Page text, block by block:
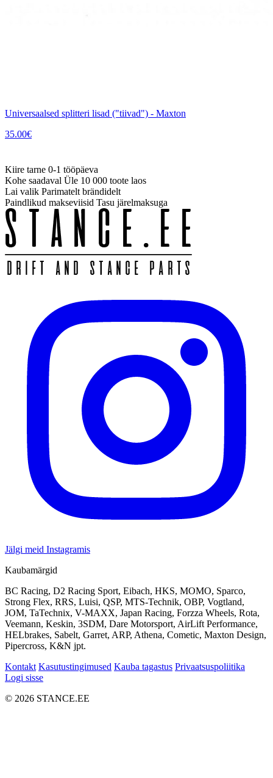
Universaalsed splitteri lisad ("tiivad") - Maxton
35.00€
Kiire tarne 0-1 tööpäeva
Kohe saadaval Üle 10 000 toote laos
Lai valik Parimatelt brändidelt
Paindlikud makseviisid Tasu järelmaksuga
Jälgi meid Instagramis
Kaubamärgid
BC Racing, D2 Racing Sport, Eibach, HKS, MOMO, Sparco,
Strong Flex, RRS, Luisi, QSP, MTS-Technik, OBP, Vogtland,
JOM, TaTechnix, V-MAXX, Japan Racing, Forzza Wheels, Rota,
Veemann, Keskin, 3SDM, Dare Motorsport, AirLift Performance,
HELbrakes, Sabelt, Garret, ARP, Athena, Cometic, Maxton Design,
Pipercross, K&N jpt.
Kontakt Kasutustingimused Kauba tagastus Privaatsuspoliitika
Logi sisse
© 2026 STANCE.EE